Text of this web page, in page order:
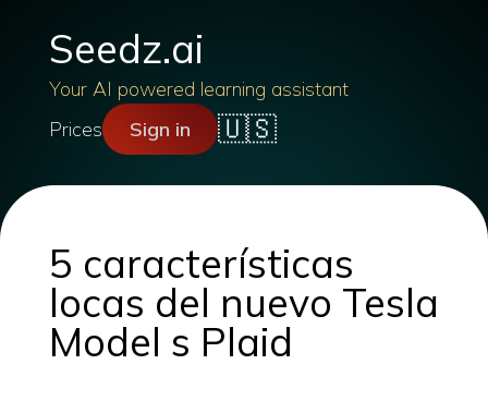
Seedz.ai
Your AI powered learning assistant
Prices
Sign in 🇺🇸
5 características
locas del nuevo Tesla
Model s Plaid